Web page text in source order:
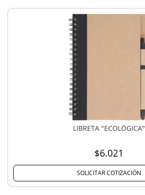
LIBRETA "ECOLÓGICA"
$6.021
SOLICITAR COTIZACIÓN